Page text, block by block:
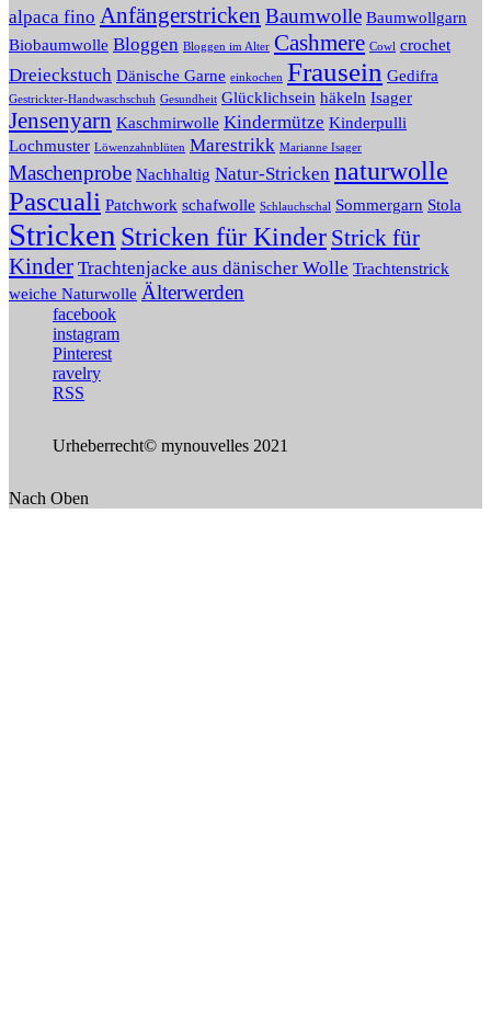
alpaca fino Anfängerstricken Baumwolle Baumwollgarn
Biobaumwolle Bloggen Bloggen im Alter Cashmere Cowl crochet
Dreieckstuch Dänische Garne einkochen Frausein Gedifra
Gestrickter-Handwaschschuh Gesundheit Glücklichsein häkeln Isager
Jensenyarn Kaschmirwolle Kindermütze Kinderpulli
Lochmuster Löwenzahnblüten Marestrikk Marianne Isager
Maschenprobe Nachhaltig Natur-Stricken naturwolle
Pascuali Patchwork schafwolle Schlauchschal Sommergarn Stola
Stricken Stricken für Kinder Strick für
Kinder Trachtenjacke aus dänischer Wolle Trachtenstrick
weiche Naturwolle Älterwerden
facebook
instagram
Pinterest
ravelry
RSS
Urheberrecht© mynouvelles 2021
Nach Oben